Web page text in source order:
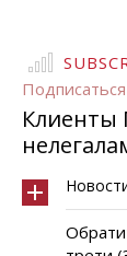
Подписаться
Клиенты